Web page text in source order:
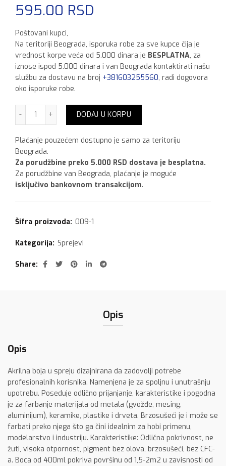
595.00 RSD
Poštovani kupci,
Na teritoriji Beograda, isporuka robe za sve kupce čija je
vrednost korpe veća od 5.000 dinara je BESPLATNA, za
iznose ispod 5.000 dinara i van Beograda kontaktirati našu
službu za dostavu na broj +381603255560, radi dogovora
oko isporuke robe.
Sprej 400 ml,Narandzasta Ral 2004 količina
DODAJ U KORPU
Plaćanje pouzećem dostupno je samo za teritoriju
Beograda.
Za porudžbine preko 5.000 RSD dostava je besplatna.
Za porudžbine van Beograda, plaćanje je moguće
isključivo bankovnom transakcijom.
Šifra proizvoda: 009-1
Kategorija: Sprejevi
Share
Opis
Opis
Akrilna boja u spreju dizajnirana da zadovolji potrebe
profesionalnih korisnika. Namenjena je za spoljnu i unutrašnju
upotrebu. Poseduje odlično prijanjanje, karakteristike i pogodna
je za farbanje materijala od metala (gvožđe, mesing,
aluminijum), keramike, plastike i drveta. Brzosušeći je i može se
farbati preko njega što ga čini idealnim za hobi primenu,
modelarstvo i industriju. Karakteristike: Odlična pokrivnost, ne
žuti, visoka otpornost, pigment bez olova, brzosušeći, bez CFC-
a. Boca od 400ml pokriva površinu od 1,5-2m2 u zavisnosti od